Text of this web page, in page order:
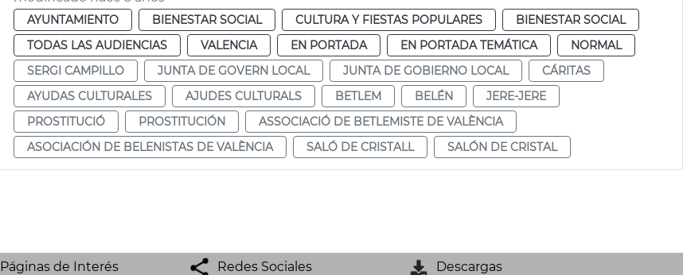
AYUNTAMIENTO BIENESTAR SOCIAL CULTURA Y FIESTAS POPULARES
BIENESTAR SOCIAL
TODAS LAS AUDIENCIAS
VALENCIA EN PORTADA EN PORTADA TEMÁTICA
NORMAL
SERGI CAMPILLO
JUNTA DE GOVERN LOCAL JUNTA DE GOBIERNO LOCAL
CÁRITAS
AYUDAS CULTURALES
AJUDES CULTURALS BETLEM BELÉN
JERE-JERE
PROSTITUCIÓ
PROSTITUCIÓN
ASSOCIACIÓ DE BETLEMISTE DE VALÈNCIA
ASOCIACIÓN DE BELENISTAS DE VALÈNCIA
SALÓ DE CRISTALL SALÓN DE CRISTAL
Páginas de Interés Redes Sociales Descargas